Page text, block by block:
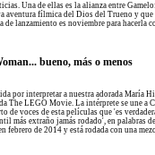
Una de ellas es la alianza entre
aventura fílmica del Dios del Trueno y que
lanzamiento es noviembre para hacerla
bueno, más o menos
por interpretar a nuestra adorada María
The LEGO Movie. La intérprete se une a
de voces de esta películas que 'es
más extraño jamás rodado', en palabras
de 2014 y está rodada con una